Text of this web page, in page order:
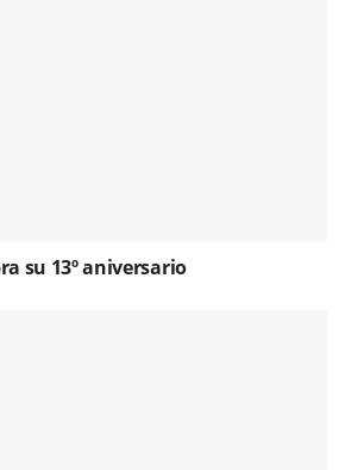
su 13º aniversario